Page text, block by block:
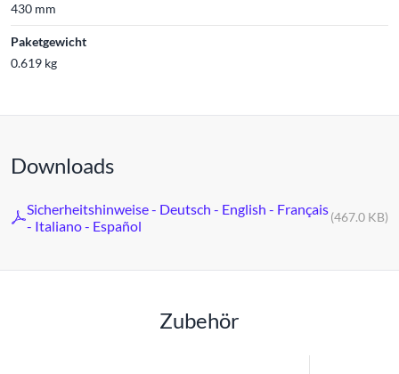
430 mm
Paketgewicht
0.619 kg
Downloads
Sicherheitshinweise - Deutsch - English - Français
- Italiano - Español
(467.0 KB)
Zubehör